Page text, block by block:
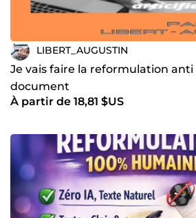
LIBERT_AUGUSTIN
Je vais faire la reformulation
document
À partir de 18,81 $US